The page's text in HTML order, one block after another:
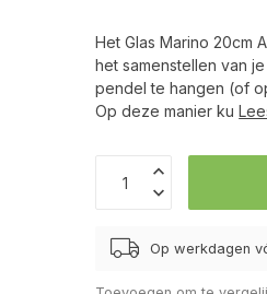
Het Glas Marino 20cm
het samenstellen van
pendel te hangen (of
Op deze manier ku
Op werkdagen